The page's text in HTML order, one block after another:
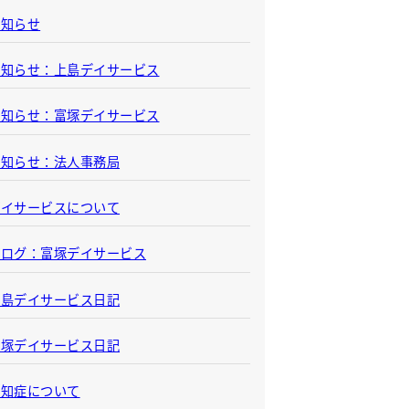
らせ
らせ：上島デイサービス
らせ：富塚デイサービス
らせ：法人事務局
サービスについて
グ：富塚デイサービス
島デイサービス日記
デイサービス日記
症について